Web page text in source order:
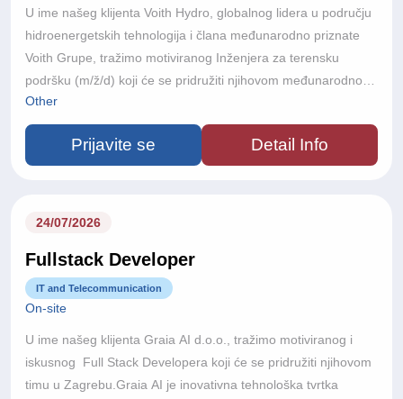
U ime našeg klijenta Voith Hydro, globalnog lidera u području
hidroenergetskih tehnologija i člana međunarodno priznate
Voith Grupe, tražimo motiviranog Inženjera za terensku
podršku (m/ž/d) koji će se pridružiti njihovom međunarodnom
projektnom timu.S više od 150 godina inženjerske izvrsnosti,
poslovanjem u više od 60 zemalja i približno 22.000
zaposlenika diljem svijeta, Voith razvija inovativna tehnološka
rješenja koja podržavaju održivu proizvodnju energije i
prema inženjerstvu, volite rad na složenim međunarodnim
izvora energije, ovo je izvrsna prilika za daljnji profesionalni
razvoj.
Other
Prijavite se Detail Info
24/07/2026
Fullstack Developer
IT and Telecommunication
On-site
U ime našeg klijenta Graia AI d.o.o., tražimo motiviranog i
iskusnog Full Stack Developera koji će se pridružiti njihovom
timu u Zagrebu.Graia AI je inovativna tehnološka tvrtka